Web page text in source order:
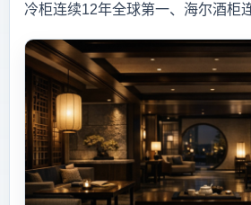
冷柜连续12年全球第一、海尔酒柜